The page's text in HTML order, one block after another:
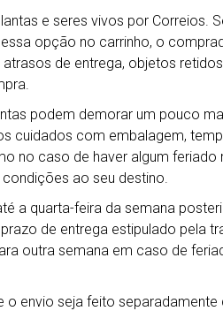
e seres vivos por Correios.
opção no carrinho, o
de entrega, objetos
podem demorar um pouco
cuidados com embalagem,
no caso de haver algum feriado
ao seu destino.
a quarta-feira da semana
de entrega estipulado pela
outra semana em caso de
o envio seja feito